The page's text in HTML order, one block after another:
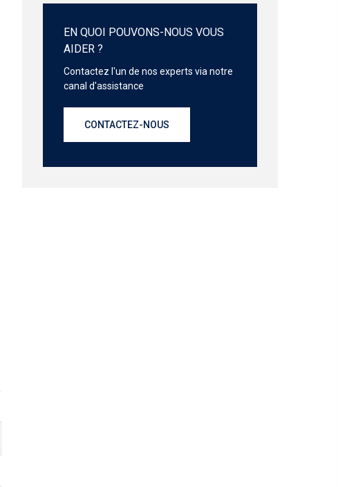
EN QUOI POUVONS-NOUS VOUS
AIDER ?
Contactez l'un de nos experts via notre
canal d'assistance
CONTACTEZ-NOUS